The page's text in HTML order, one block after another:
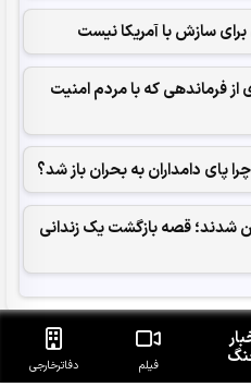
سازش با آمریکا نیست
فرماندهی که با مردم امنیت
پای دامداران به بحران باز شد؟
شدند؛ قصه بازگشت یک زندانی
فیلم دفاتر‌خارجی